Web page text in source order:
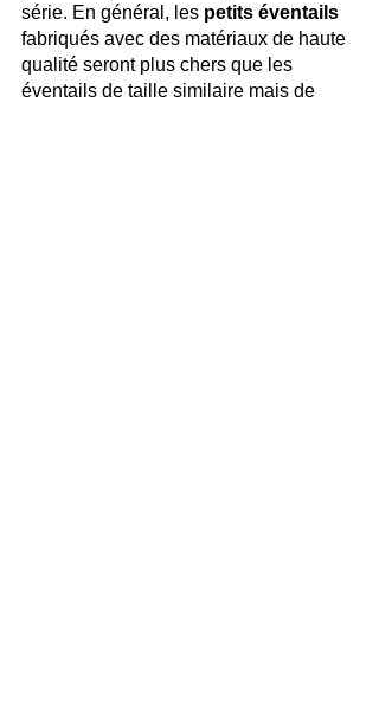
série. En général, les petits éventails
fabriqués avec des matériaux de haute
qualité seront plus chers que les
éventails de taille similaire mais de